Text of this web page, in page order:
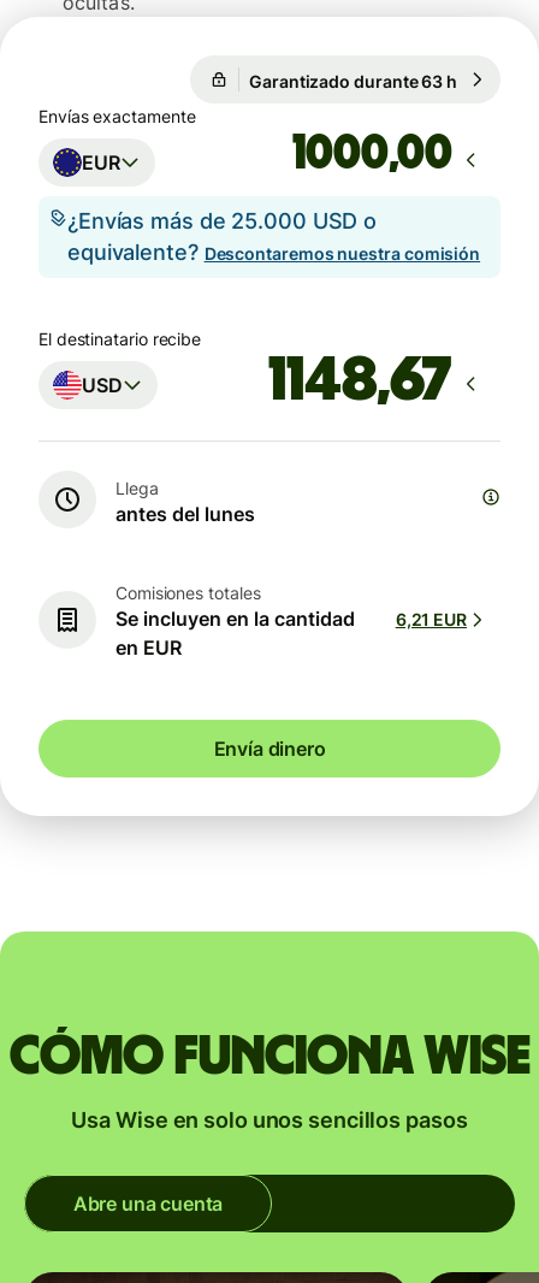
Garantizado durante 63 h
Envías exactamente
EUR ,00
¿Envías más de 25.000 USD o
equivalente? Descontaremos nuestra comisión
El destinatario recibe
USD
Llega
antes del lunes
Comisiones totales
Se incluyen en la cantidad
en EUR
6,21 EUR
Envía dinero
Cómo funciona Wise
Usa Wise en solo unos sencillos pasos
Abre una cuenta